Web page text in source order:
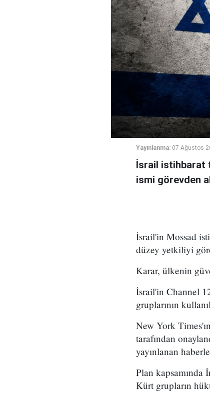
Yayınlanma: 07 Ağustos
İsrail istihbarat
ismi görevden
İsrail'in Mossad
düzey yetkiliyi
Karar, ülkenin
İsrail'in Channel
gruplarının
New York
tarafından
yayınlanan
Plan kapsamında
Kürt grupların